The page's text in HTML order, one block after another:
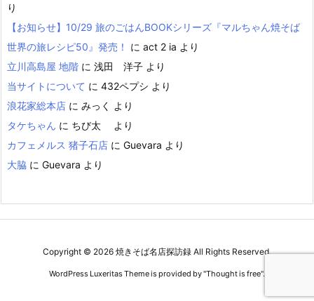
り
【お知らせ】10/29 旅のごはんBOOKシリーズ『マルちゃん焼そば
世界の旅レシピ50』発売！
に act 2 ia より
立川高島屋 地階 に 浅田 洋子 より
当サイトについて に 432ペプシ より
浪花家総本店 に みっく
より
タケちゃん に ちび太
より
カフェメルス 猪子石店 に Guevara より
大脇 に Guevara より
Copyright © 2026 焼きそば名店探訪録 All Rights Reserved.
WordPress Luxeritas Theme is provided by "Thought is free".